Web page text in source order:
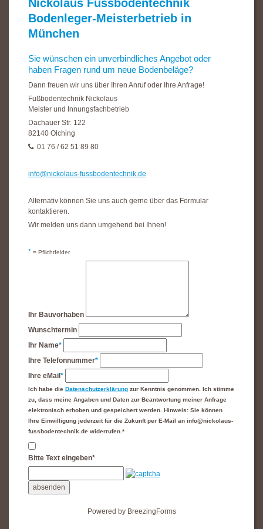
Nickolaus Fussbodentechnik
Bodenleger-Meisterbetrieb in
München
Sie wünschen ein unverbindliches Angebot oder
haben Fragen rund um neue Bodenbeläge?
Dann freuen wir uns über Ihren Anruf oder Ihre Anfrage!
Fußbodentechnik Nickolaus
Meister und Innungsfachbetrieb
Dachauer Str. 122
82140 Olching
01 76 / 62 51 89 80
info@nickolaus-fussbodentechnik.de
Alternativ können Sie uns auch gerne über das Formular
kontaktieren.
Wir melden uns dann umgehend bei Ihnen!
* = Pflichtfelder
Ihr Bauvorhaben
Wunschtermin
Ihr Name*
Ihre Telefonnummer*
Ihre eMail*
Ich habe die Datenschutzerklärung zur Kenntnis genommen. Ich stimme
zu, dass meine Angaben und Daten zur Beantwortung meiner Anfrage
elektronisch erhoben und gespeichert werden. Hinweis: Sie können
Ihre Einwilligung jederzeit für die Zukunft per E-Mail an info@nickolaus-
fussbodentechnik.de widerrufen.*
Bitte Text eingeben*
absenden
Powered by BreezingForms